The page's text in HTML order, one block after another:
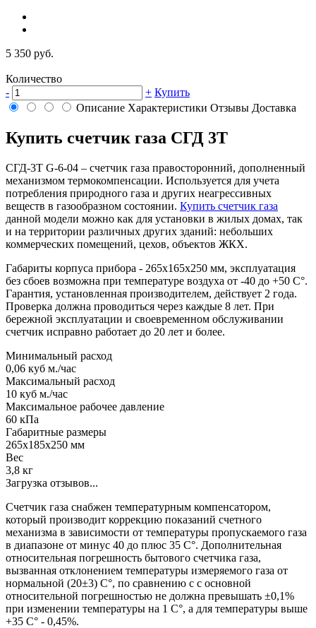
5 350 руб.
Количество
-
+ Купить
Описание Характеристики Отзывы Доставка
Купить счетчик газа СГД 3Т
СГД-3Т G-6-04 – счетчик газа правосторонний, дополненный
механизмом термокомпенсации. Используется для учета
потребления природного газа и других неагрессивных
веществ в газообразном состоянии. Купить счетчик газа
данной модели можно как для установки в жилых домах, так
и на территории различных других зданий: небольших
коммерческих помещений, цехов, объектов ЖКХ.
Габариты корпуса прибора - 265х165х250 мм, эксплуатация
без сбоев возможна при температуре воздуха от -40 до +50 C°.
Гарантия, установленная производителем, действует 2 года.
Проверка должна проводиться через каждые 8 лет. При
бережной эксплуатации и своевременном обслуживании
счетчик исправно работает до 20 лет и более.
Минимальный расход
0,06 куб м./час
Максимальный расход
10 куб м./час
Максимальное рабочее давление
60 кПа
Габаритные размеры
265х185х250 мм
Вес
3,8 кг
Загрузка отзывов...
Счетчик газа снабжен температурным компенсатором,
который производит коррекцию показаний счетного
механизма в зависимости от температуры пропускаемого газа
в диапазоне от минус 40 до плюс 35 С°. Дополнительная
относительная погрешность бытового счетчика газа,
вызванная отклонением температуры измеряемого газа от
нормальной (20±3) С°, по сравнению с с основной
относительной погрешностью не должна превышать ±0,1%
при изменении температуры на 1 С°, а для температуры выше
+35 С° - 0,45%.